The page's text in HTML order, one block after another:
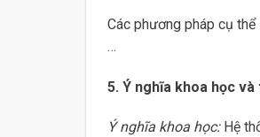
Các phương pháp cụ
…
5. Ý nghĩa khoa học
Ý nghĩa khoa học:Hệ